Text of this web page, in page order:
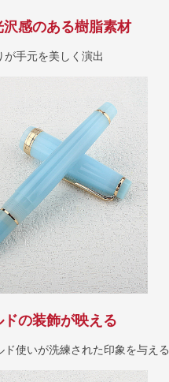
沢感のある樹脂素材
手元を美しく演出
ドの装飾が映える
使いが洗練された印象を与える